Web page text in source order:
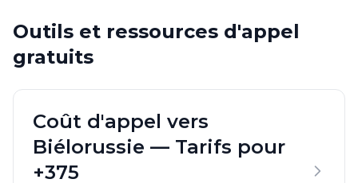
Outils et ressources d'appel
gratuits
Coût d'appel vers
Biélorussie — Tarifs pour
+375